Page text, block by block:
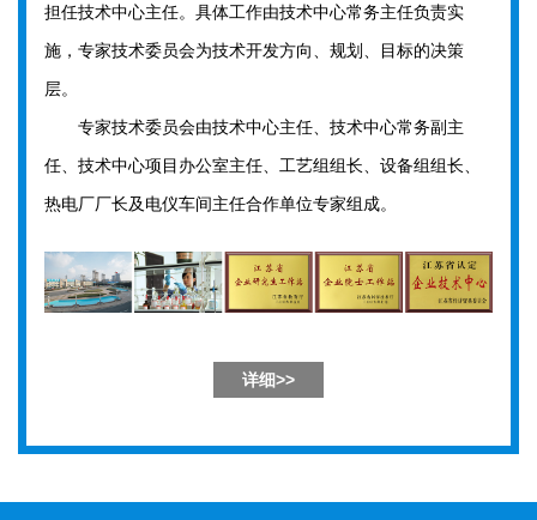
担任技术中心主任。具体工作由技术中心常务主任负责实
施，专家技术委员会为技术开发方向、规划、目标的决策
层。
专家技术委员会由技术中心主任、技术中心常务副主
任、技术中心项目办公室主任、工艺组组长、设备组组长、
热电厂厂长及电仪车间主任合作单位专家组成。
详细>>